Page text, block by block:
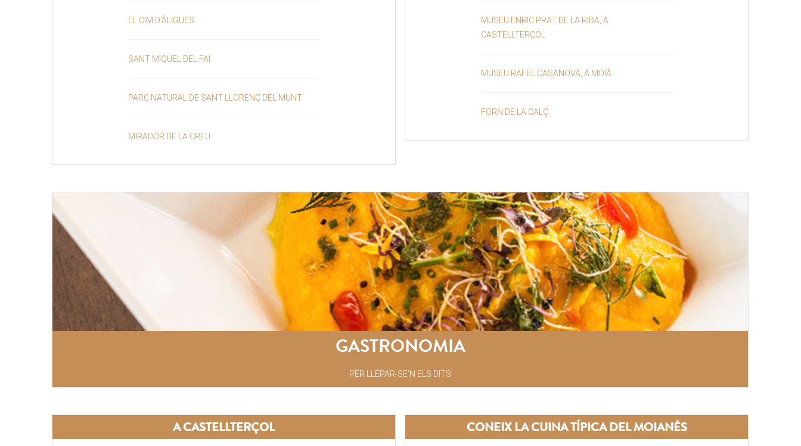
EL CIM D’ÀLIGUES
SANT MIQUEL DEL FAI
PARC NATURAL DE SANT LLORENÇ DEL MUNT
MIRADOR DE LA CREU
MUSEU ENRIC PRAT DE LA RIBA, A
CASTELLTERÇOL
MUSEU RAFEL CASANOVA, A MOIÀ
FORN DE LA CALÇ
GASTRONOMIA
PER LLEPAR-SE’N ELS DITS
A CASTELLTERÇOL CONEIX LA CUINA TÍPICA DEL MOIANÈS